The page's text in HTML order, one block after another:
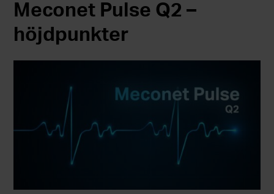
Meconet Pulse Q2 –
höjdpunkter